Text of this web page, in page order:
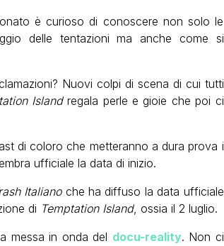
è curioso di conoscere non solo le
delle tentazioni ma anche come si
Nuovi colpi di scena di cui tutti
Islandregala perle e gioie che poi ci
di coloro che metteranno a dura prova i
ufficiale la data di inizio.
Italianoche ha diffuso la data ufficiale
di Temptation Island, ossia il 2 luglio.
messa in onda del docu-reality. Non ci